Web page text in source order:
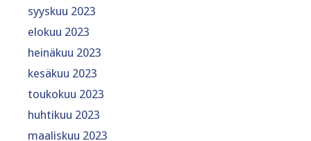
syyskuu 2023
elokuu 2023
heinäkuu 2023
kesäkuu 2023
toukokuu 2023
huhtikuu 2023
maaliskuu 2023